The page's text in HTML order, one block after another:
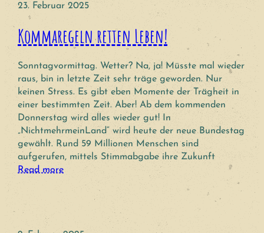
23. Februar 2025
Kommaregeln retten Leben!
Sonntagvormittag. Wetter? Na, ja! Müsste mal wieder
raus, bin in letzte Zeit sehr träge geworden. Nur
keinen Stress. Es gibt eben Momente der Trägheit in
einer bestimmten Zeit. Aber! Ab dem kommenden
Donnerstag wird alles wieder gut! In
„NichtmehrmeinLand“ wird heute der neue Bundestag
gewählt. Rund 59 Millionen Menschen sind
aufgerufen, mittels Stimmabgabe ihre Zukunft
Read more